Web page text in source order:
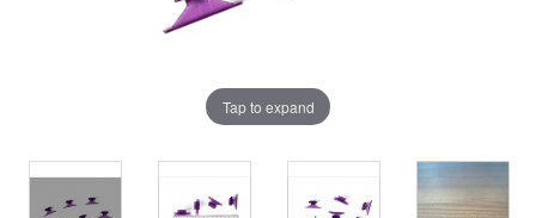
Tap to expand